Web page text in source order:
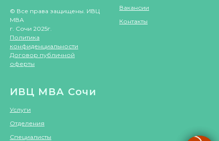
© Все права защищены. ИВЦ
МВА
г. Сочи 2025г.
Политика
конфиденциальности
Договор публичной
оферты
Вакансии
Контакты
ИВЦ МВА Сочи
Услуги
Отделения
Специалисты